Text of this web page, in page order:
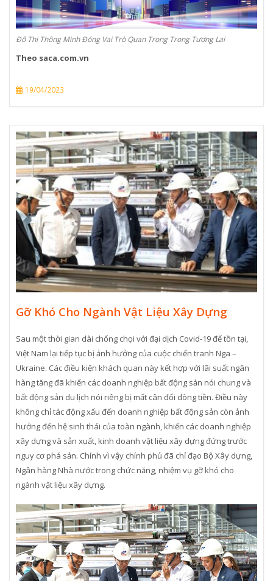
Đô Thị Thông Minh Đóng Vai Trò Quan Trọng Trong Tương Lai
Theo saca.com.vn
19/04/2023
Gỡ Khó Cho Ngành Vật Liệu Xây Dựng
Sau một thời gian dài chống chọi với đại dịch Covid-19 để tồn tại,
Việt Nam lại tiếp tục bị ảnh hưởng của cuộc chiến tranh Nga –
Ukraine. Các điều kiện khách quan này kết hợp với lãi suất ngân
hàng tăng đã khiến các doanh nghiệp bất động sản nói chung và
bất động sản du lịch nói riêng bị mất cân đối dòng tiền. Điều này
không chỉ tác động xấu đến doanh nghiệp bất động sản còn ảnh
hưởng đến hệ sinh thái của toàn ngành, khiến các doanh nghiệp
xây dựng và sản xuất, kinh doanh vật liệu xây dựng đứng trước
nguy cơ phá sản. Chính vì vậy chính phủ đã chỉ đạo Bộ Xây dựng,
Ngân hàng Nhà nước trong chức năng, nhiệm vụ gỡ khó cho
ngành vật liệu xây dựng.